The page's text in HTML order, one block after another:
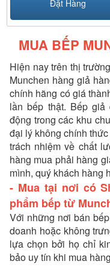
8: KHÁCH HÀNG
BẾP NAM ANH
1. BẾP TỪ
Xuất xứ bếp từ
nghĩ ngay đến nước
một số mặt hàng như
dụng và trong đó có
khiến cho bếp từ
Bếp từ Munchen có
Việt nam từ những
năm, đã chứng tỏ
Bếp từ munchen là
vào thị trường việt
ưa chuộng vì lúc này
3 và 4 không phù hợp
Đặt Hàng
MUA BẾP
Hiện nay trên thị trường đã xuất hiện các sản phẩm bếp từ
Munchen hàng giả
chính hãng có giá
lần bếp thật. Bếp
động trong các khu
đại lý không chính
trách nhiệm về chất
hàng mua phải hàng
mình, quý khách hàng
- Mua tại nơi có
phẩm bếp từ
Với những nơi bán
doanh hoặc không
lựa chọn bởi họ chỉ
bảo uy tín khi mua